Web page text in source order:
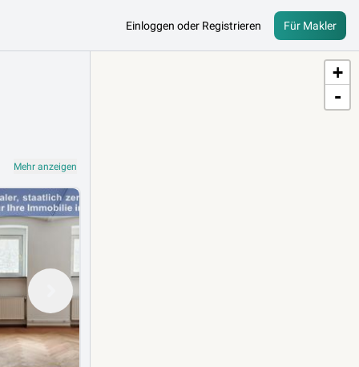
Einloggen oder Registrieren Für Makler
Mehr anzeigen
+
-